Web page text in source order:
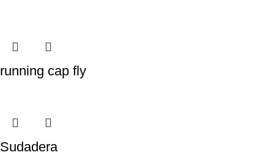
running cap fly
Sudadera